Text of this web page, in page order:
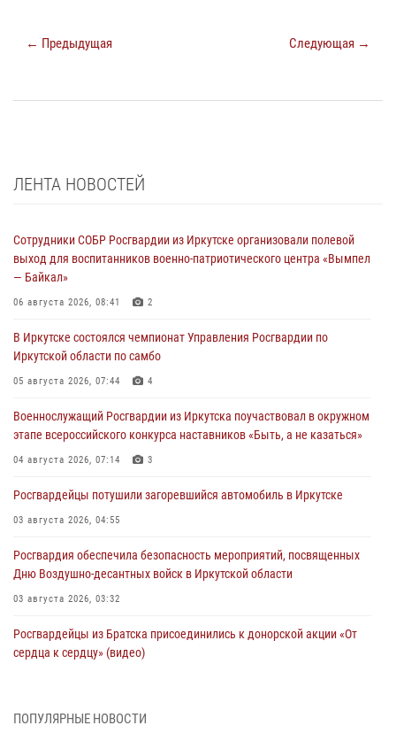
← Предыдущая Следующая →
ЛЕНТА НОВОСТЕЙ
Сотрудники СОБР Росгвардии из Иркутске организовали полевой
выход для воспитанников военно-патриотического центра «Вымпел
— Байкал»
06 августа 2026, 08:41 2
В Иркутске состоялся чемпионат Управления Росгвардии по
Иркутской области по самбо
05 августа 2026, 07:44 4
Военнослужащий Росгвардии из Иркутска поучаствовал в окружном
этапе всероссийского конкурса наставников «Быть, а не казаться»
04 августа 2026, 07:14 3
Росгвардейцы потушили загоревшийся автомобиль в Иркутске
03 августа 2026, 04:55
Росгвардия обеспечила безопасность мероприятий, посвященных
Дню Воздушно-десантных войск в Иркутской области
03 августа 2026, 03:32
Росгвардейцы из Братска присоединились к донорской акции «От
сердца к сердцу» (видео)
Сотрудники Росгвардии нашли и вернули родственникам
ПОПУЛЯРНЫЕ НОВОСТИ